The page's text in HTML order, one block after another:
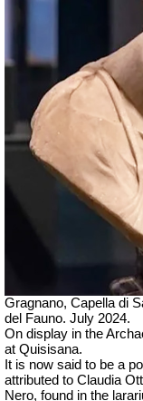
Gragnano, Capella di
del Fauno. July 2024.
On display in the
at Quisisana.
It is now said to be a
attributed to Claudia
Nero, found in the